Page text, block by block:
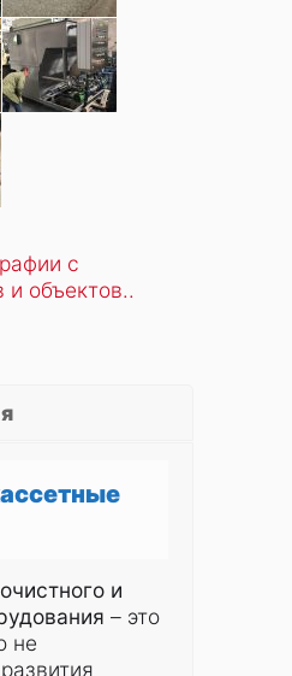
с
и объектов..
и
– это
не